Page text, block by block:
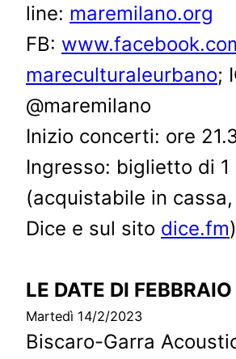
line: maremilano.org
FB:
mareculturaleurbano;
@maremilano
Inizio concerti: ore
Ingresso: biglietto di 1
(acquistabile in cassa,
Dice e sul sito dice.fm
LE DATE DI
Martedì 14/2/2023
Biscaro-Garra